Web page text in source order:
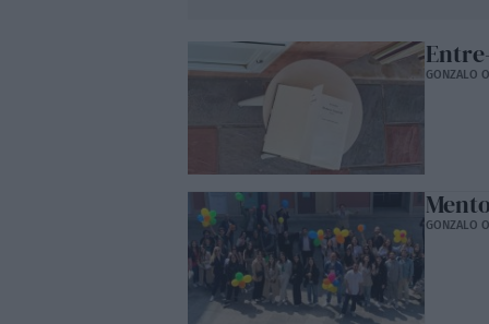
GONZALO
GONZALO